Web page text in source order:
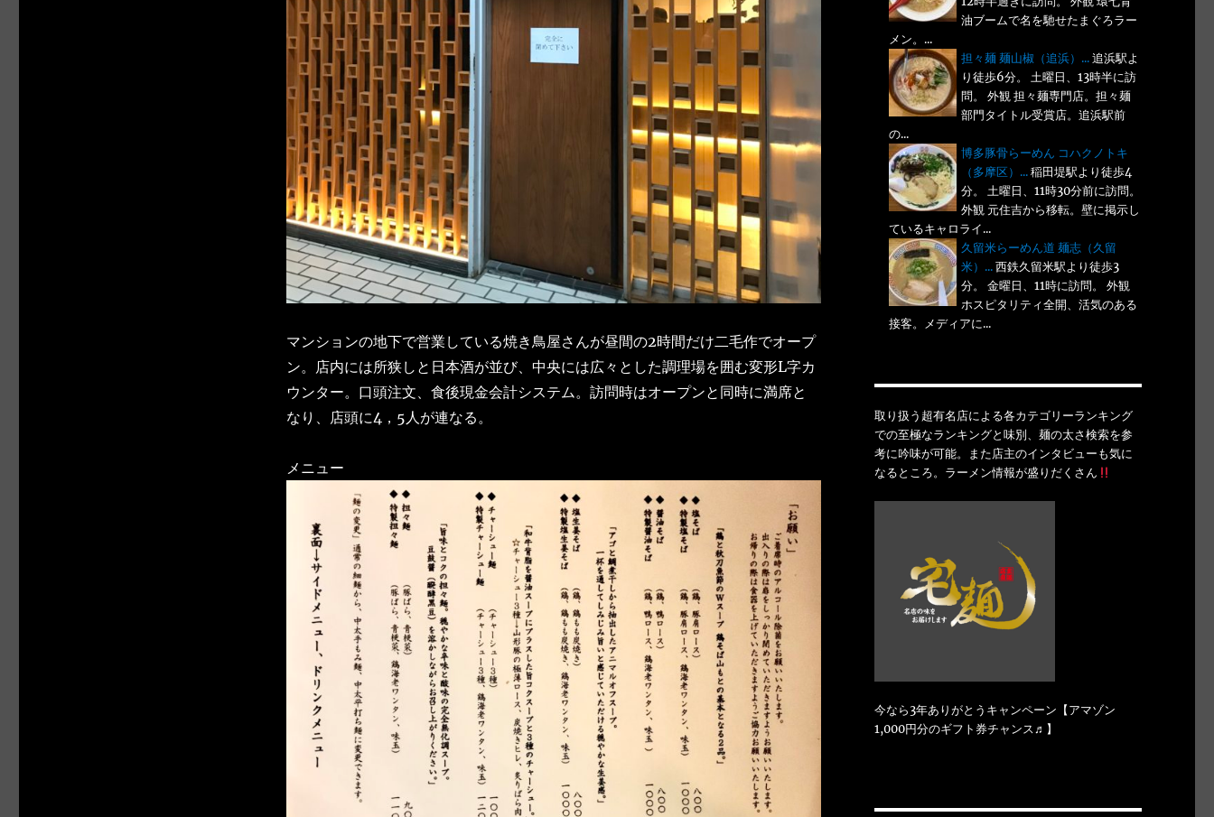
マンションの地下で営業している焼き鳥屋さんが昼間の2時間だけ二毛作でオープ
ン。店内には所狭しと日本酒が並び、中央には広々とした調理場を囲む変形L字カ
ウンター。口頭注文、食後現金会計システム。訪問時はオープンと同時に満席と
なり、店頭に4，5人が連なる。
メニュー
油ブームで名を馳せたまぐろラー
メン。...
担々麺 麺山椒（追浜）...追浜駅よ
り徒歩6分。 土曜日、13時半に訪
問。 外観 担々麺専門店。担々麺
部門タイトル受賞店。追浜駅前
の...
博多豚骨らーめん コハクノトキ
（多摩区）...稲田堤駅より徒歩4
分。 土曜日、11時30分前に訪問。
外観 元住吉から移転。壁に掲示し
ているキャロライ...
久留米らーめん道 麺志（久留
米）...西鉄久留米駅より徒歩3
分。 金曜日、11時に訪問。 外観
ホスピタリティ全開、活気のある
接客。メディアに...
取り扱う超有名店による各カテゴリーランキング
での至極なランキングと味別、麺の太さ検索を参
考に吟味が可能。また店主のインタビューも気に
なるところ。ラーメン情報が盛りだくさん
今なら3年ありがとうキャンペーン【アマゾン
1,000円分のギフト券チャンス♬】